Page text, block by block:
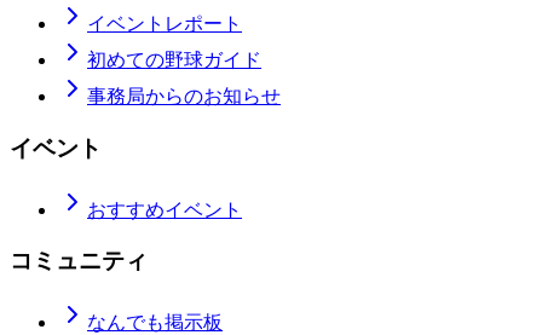
イベントレポート
初めての野球ガイド
事務局からのお知らせ
イベント
おすすめイベント
コミュニティ
なんでも掲示板